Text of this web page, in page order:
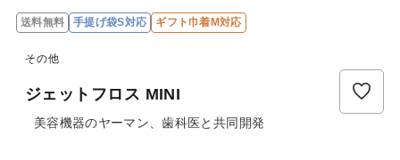
送料無料 手提げ袋S対応 ギフト巾着M対応
その他
ジェットフロス MINI
美容機器のヤーマン、歯科医と共同開発